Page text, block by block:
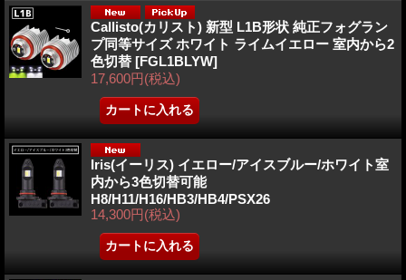
Callisto(カリスト) 新型 L1B形状 純正フォグラン
プ同等サイズ ホワイト ライムイエロー 室内から2
色切替 [FGL1BLYW]
17,600円(税込)
Iris(イーリス) イエロー/アイスブルー/ホワイト室
内から3色切替可能
H8/H11/H16/HB3/HB4/PSX26
14,300円(税込)